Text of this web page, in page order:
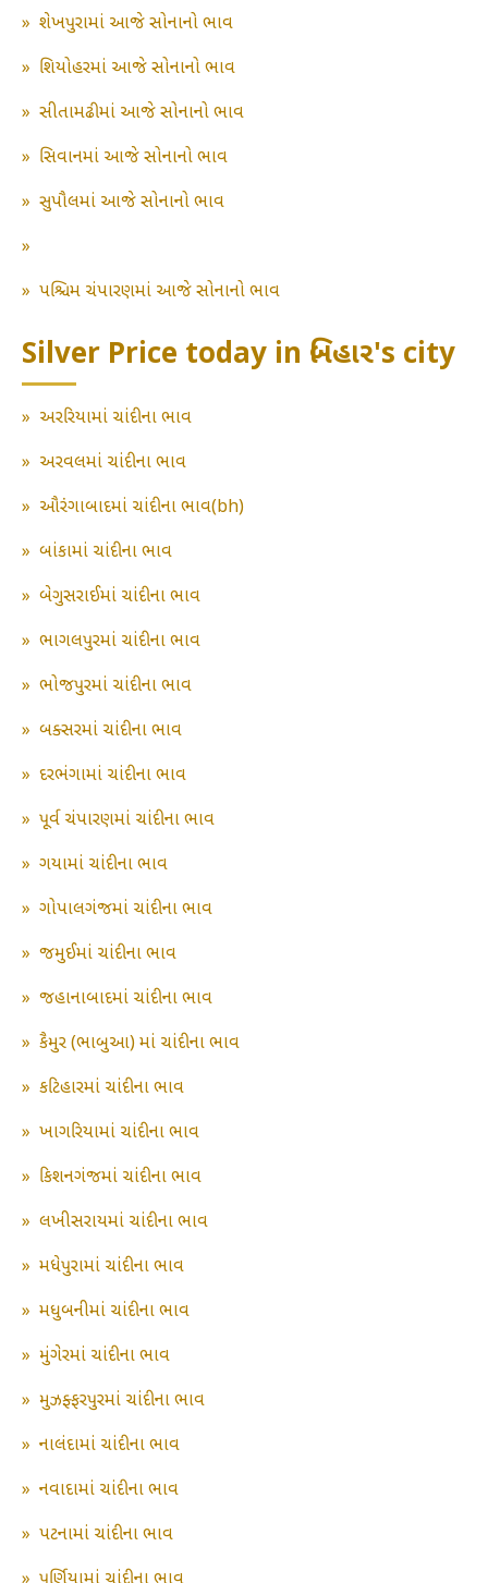
» શેખપુરામાં આજે સોનાનો ભાવ
» શિયોહરમાં આજે સોનાનો ભાવ
» સીતામઢીમાં આજે સોનાનો ભાવ
» સિવાનમાં આજે સોનાનો ભાવ
» સુપૌલમાં આજે સોનાનો ભાવ
»
» પશ્ચિમ ચંપારણમાં આજે સોનાનો ભાવ
Silver Price today in બિહાર's city
» અરરિયામાં ચાંદીના ભાવ
» અરવલમાં ચાંદીના ભાવ
» ઔરંગાબાદમાં ચાંદીના ભાવ(bh)
» બાંકામાં ચાંદીના ભાવ
» બેગુસરાઈમાં ચાંદીના ભાવ
» ભાગલપુરમાં ચાંદીના ભાવ
» ભોજપુરમાં ચાંદીના ભાવ
» બક્સરમાં ચાંદીના ભાવ
» દરભંગામાં ચાંદીના ભાવ
» પૂર્વ ચંપારણમાં ચાંદીના ભાવ
» ગયામાં ચાંદીના ભાવ
» ગોપાલગંજમાં ચાંદીના ભાવ
» જમુઈમાં ચાંદીના ભાવ
» જહાનાબાદમાં ચાંદીના ભાવ
» કૈમુર (ભાબુઆ) માં ચાંદીના ભાવ
» કટિહારમાં ચાંદીના ભાવ
» ખાગરિયામાં ચાંદીના ભાવ
» કિશનગંજમાં ચાંદીના ભાવ
» લખીસરાયમાં ચાંદીના ભાવ
» મધેપુરામાં ચાંદીના ભાવ
» મધુબનીમાં ચાંદીના ભાવ
» મુંગેરમાં ચાંદીના ભાવ
» મુઝફ્ફરપુરમાં ચાંદીના ભાવ
» નાલંદામાં ચાંદીના ભાવ
» નવાદામાં ચાંદીના ભાવ
» પટનામાં ચાંદીના ભાવ